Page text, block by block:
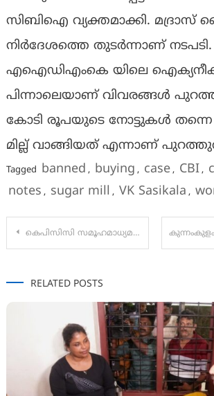
സിബിഐ വ്യക്തമാക്കി. മദ്രാസ്
നിർദേശത്തെ തുടർന്നാണ് നടപടി.
എഐഡിഎംകെ യിലെ
പിന്നാലെയാണ് വിവരങ്ങൾ
കോടി രൂപയുടെ നോട്ടുകൾ
മില്ല് വാങ്ങിയത് എന്നാണ്
Tagged banned , buying , case, CBI,
notes , sugar mill , VK Sasikala ,
Post
കെപിസിസി സമൂഹമാധ്യമ ചുമതലയിൽ നിന്ന് വി ടി ബൽറാം രാജിവെച്ചു
RELATED POSTS